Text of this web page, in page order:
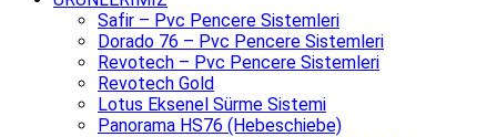
Safir – Pvc Pencere Sistemleri
Dorado 76 – Pvc Pencere Sistemleri
Revotech – Pvc Pencere Sistemleri
Revotech Gold
Lotus Eksenel Sürme Sistemi
Panorama HS76 (Hebeschiebe)